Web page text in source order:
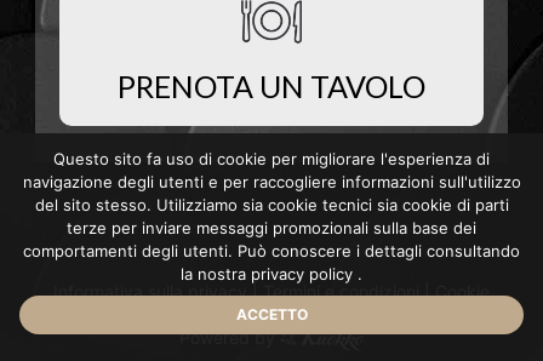
PRENOTA UN TAVOLO
Informativa sulla privacy|Termini e condizioni|Cookie
Powered by
Questo sito fa uso di cookie per migliorare l'esperienza di
navigazione degli utenti e per raccogliere informazioni sull'utilizzo
del sito stesso. Utilizziamo sia cookie tecnici sia cookie di parti
terze per inviare messaggi promozionali sulla base dei
comportamenti degli utenti. Può conoscere i dettagli consultando
la nostra privacy policy .
ACCETTO